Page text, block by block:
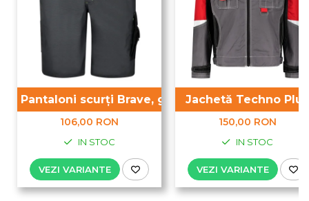
Pantaloni scurți Brave, gri
106,00 RON
IN STOC
VEZI VARIANTE
Jachetă Techno Plus
150,00 RON
IN STOC
VEZI VARIANTE